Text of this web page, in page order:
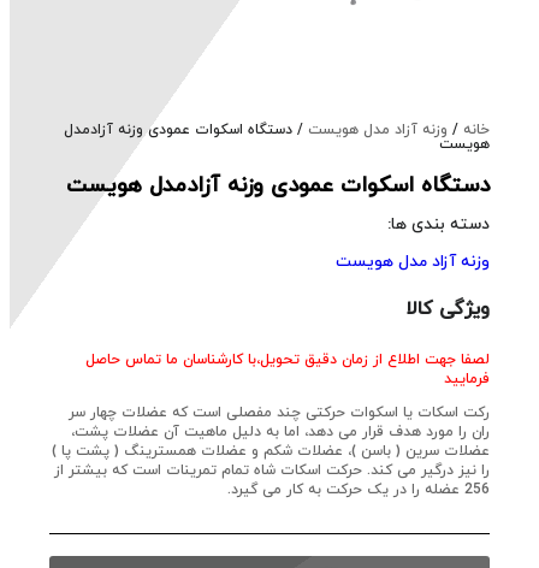
خانه / وزنه آزاد مدل هویست / دستگاه اسکوات عمودی وزنه آزادمدل
هویست
دستگاه اسکوات عمودی وزنه آزادمدل هویست
دسته بندی ها:
وزنه آزاد مدل هویست
ویژگی کالا
لصفا جهت اطلاع از زمان دقیق تحویل،با کارشناسان ما تماس حاصل
فرمایید
رکت اسکات یا اسکوات حرکتی چند مفصلی است که عضلات چهار سر
ران را مورد هدف قرار می دهد، اما به دلیل ماهیت آن عضلات پشت،
عضلات سرین ( باسن )، عضلات شکم و عضلات همسترینگ ( پشت پا )
را نیز درگیر می کند. حرکت اسکات شاه تمام تمرینات است که بیشتر از
256 عضله را در یک حرکت به کار می گیرد.